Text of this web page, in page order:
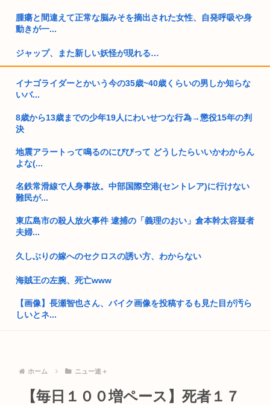
腫瘍と間違えて正常な脳みそを摘出された女性、自発呼吸や身
動きが一...
ジャップ、また新しい妖怪が現れる…
ス違反だ...
トランプ、2028年も大統領続投を示唆
カナダ（平均年収1259万円）に行った男性「あれ？日本（平均
年収...
国債の利払い費2035年には45兆円に…財務省試算
【快挙】研究職を目指す若い女性に対し国から年間五千万円の
補助金支...
【高市PV動画】被災者から首相「全部が全部ありがたかったで
す」と...
タクシーで拉致動員されそうになったウクライナ人 奥さんのギ
上
を要...
米連邦高裁、ホワイトハウス宴会場建設を差し止め トランプ氏
イナゴライダーとかいう今の35歳~40歳くらいの男しか知らな
いバ...
8歳から13歳までの少年19人にわいせつな行為→懲役15年の判
決
地震アラートって鳴るのにびびって どうしたらいいかわからん
よな(...
名鉄常滑線で人身事故。中部国際空港(セントレア)に行けない
難民が...
東広島市の殺人放火事件 逮捕の「義理のおい」倉本幹太容疑者
夫婦...
久しぶりの嫁へのセクロスの誘い方、わからない
海賊王の左腕、死亡www
【画像】長瀬智也さん、バイク画像を投稿するも見た目が汚ら
しいとネ...
新聞さん、壮大な縦読みを仕込んでしまうwww
今月発売予定のアトリエ最新作がエ口過ぎると話題に
ホーム ニュー速＋
【毎日１００増ペース】死者１７